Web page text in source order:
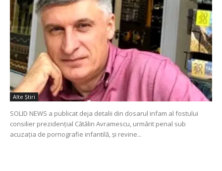
Alte Ştiri
SOLID NEWS a publicat deja detalii din dosarul infam al fostului
consilier prezidențial Cătălin Avramescu, urmărit penal sub
acuzația de pornografie infantilă, și revine...